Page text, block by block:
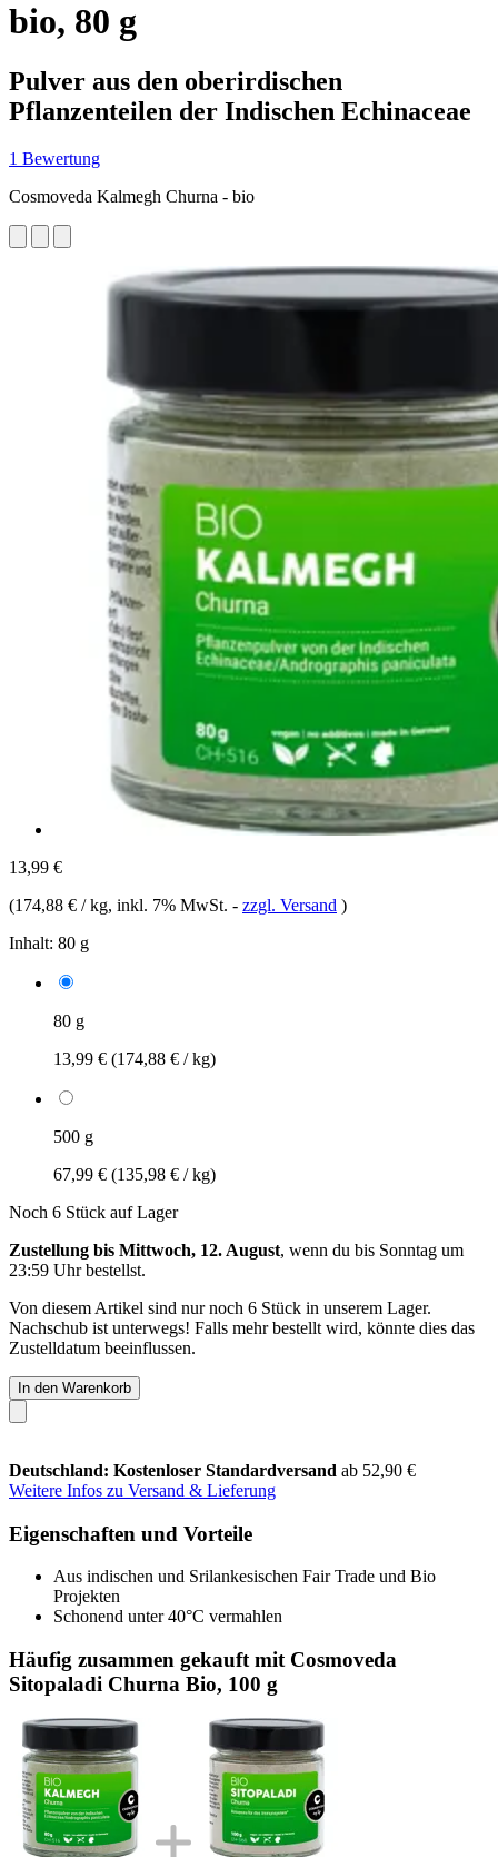
bio, 80 g
Pulver aus den oberirdischen
Pflanzenteilen der Indischen Echinaceae
1 Bewertung
Cosmoveda Kalmegh Churna - bio
13,99 €
(174,88 € / kg, inkl. 7% MwSt. - zzgl. Versand )
Inhalt: 80 g
80 g
13,99 € (174,88 € / kg)
500 g
67,99 € (135,98 € / kg)
Noch 6 Stück auf Lager
Zustellung bis Mittwoch, 12. August, wenn du bis Sonntag um
23:59 Uhrbestellst.
Von diesem Artikel sind nur noch 6 Stück in unserem Lager.
Nachschub ist unterwegs! Falls mehr bestellt wird, könnte dies das
Zustelldatum beeinflussen.
In den Warenkorb
Deutschland: Kostenloser Standardversand ab 52,90 €
Weitere Infos zu Versand & Lieferung
Eigenschaften und Vorteile
Aus indischen und Srilankesischen Fair Trade und Bio
Projekten
Schonend unter 40°C vermahlen
Häufig zusammen gekauft mit Cosmoveda
Sitopaladi Churna Bio, 100 g